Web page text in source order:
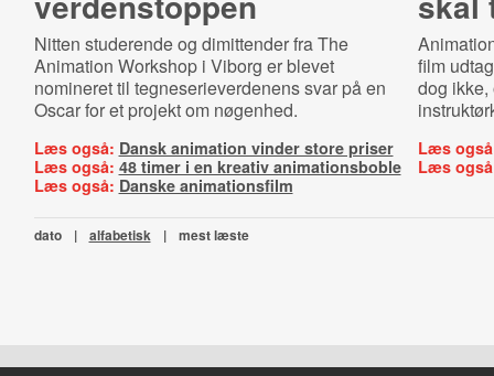
Nitten studerende og dimittender fra The
Animation Workshop i Viborg er blevet
nomineret til tegneserieverdenens svar på en
Oscar for et projekt om nøgenhed.
Læs også: Dansk animation vinder store priser
Læs også: 48 timer i en kreativ animationsboble
Læs også: Danske animationsfilm
film
dog ikke,
Læs
Læs
dato | alfabetisk | mest læste